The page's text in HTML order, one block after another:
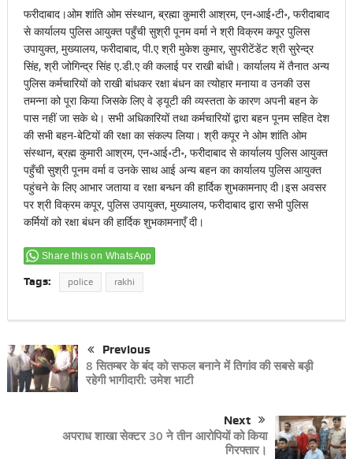
फरीदाबाद।ओम शांति ओम संस्थान, ब्रह्मा कुमारी आश्रम, एन॰आई॰टी॰, फरीदाबाद
से कार्यालय पुलिस आयुक्त पहुँची सुश्री पूनम वर्मा ने श्री विक्रम कपूर पुलिस
उपायुक्त, मुख्यालय, फरीदाबाद, पी.ए श्री मुकेश कुमार, सुपरीटेंडेंट श्री सुरेन्द्र
सिंह, श्री जोगिन्द्र सिंह ए.डी.ए की कलाई पर राखी बांधी। कार्यालय में तैनात अन्य
पुलिस कर्मचारियों को राखी बांधकर रक्षा बंधन का त्योहार मनाया व उनकी उस
तमन्ना को पूरा किया जिसके लिए वे ड्यूटी की व्यस्तता के कारण अपनी बहन के
पास नहीं जा सके थे। सभी अधिकारियों तथा कर्मचारियों द्वारा बहन पूनम सहित देश
की सभी बहन-बेटियों की रक्षा का संकल्प लिया। श्री कपूर ने ओम शांति ओम
संस्थान, ब्रह्म कुमारी आश्रम, एन॰आई॰टी॰, फरीदाबाद से कार्यालय पुलिस आयुक्त
पहुँची सुश्री पूनम वर्मा व उनके साथ आई अन्य बहन का कार्यालय पुलिस आयुक्त
पहुंचने के लिए आभार जताया व रक्षा बन्धन की हार्दिक शुभकामनाए दी।इस अवसर
पर श्री विक्रम कपूर, पुलिस उपायुक्त, मुख्यालय, फरीदाबाद द्वारा सभी पुलिस
कर्मियों को रक्षा बंधन की हार्दिक शुभकामनाएँ दी।
Share this on WhatsApp
Tags: police rakhi
Previous
8 सितम्बर के बंद को सफल बनाने में तिगांव की सबसे बड़ी
रहेगी भागीदारी: उमेश भाटी
Next
अपराध शाखा सेक्टर 30 ने तीन आरोपियों को किया
गिरफ्तार।